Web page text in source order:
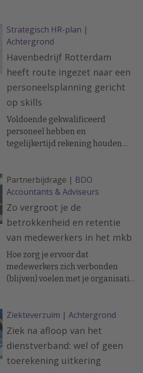
van leefstijlactivist Suzanne van
Pelt.
Strategisch HR-plan |
Achtergrond
Havenbedrijf Rotterdam
heeft route ingezet naar een
personeelsplanning gericht
op skills
Voldoende gekwalificeerd
personeel hebben en
tegelijkertijd rekening houden
turbulente tijd, en de HR-missie
van Albert Spencer bij
Havenbedrijf Rotterdam
Partnerbijdrage | BDO
Accountants & Adviseurs
Zo vergroot je de
betrokkenheid en retentie
van medewerkers in het mkb
Hoe zorg je ervoor dat
medewerkers zich verbonden
(blijven) voelen met je organisatie
Ziekteverzuim | Achtergrond
Ziek na afloop van het
dienstverband: wel of geen
toerekening uitkering